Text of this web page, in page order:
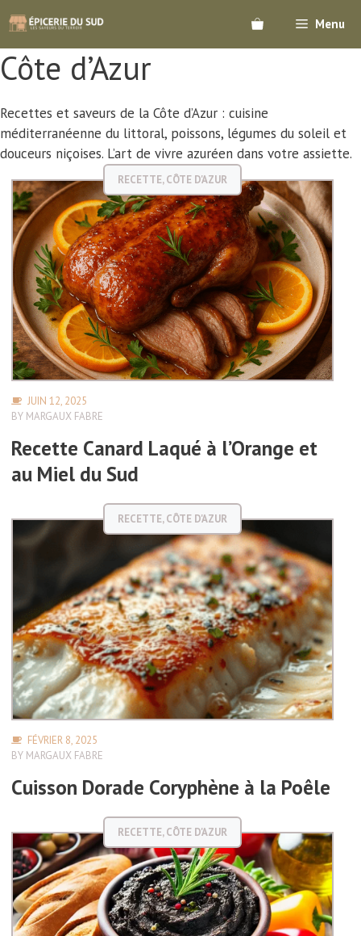
au
contenu
Menu
Côte d’Azur
Recettes et saveurs de la Côte d’Azur : cuisine
méditerranéenne du littoral, poissons, légumes du soleil et
douceurs niçoises. L’art de vivre azuréen dans votre assiette.
RECETTE,CÔTE D'AZUR
JUIN 12, 2025
BY MARGAUX FABRE
Recette Canard Laqué à l’Orange et
au Miel du Sud
RECETTE,CÔTE D'AZUR
FÉVRIER 8, 2025
BY MARGAUX FABRE
Cuisson Dorade Coryphène à la Poêle
RECETTE,CÔTE D'AZUR